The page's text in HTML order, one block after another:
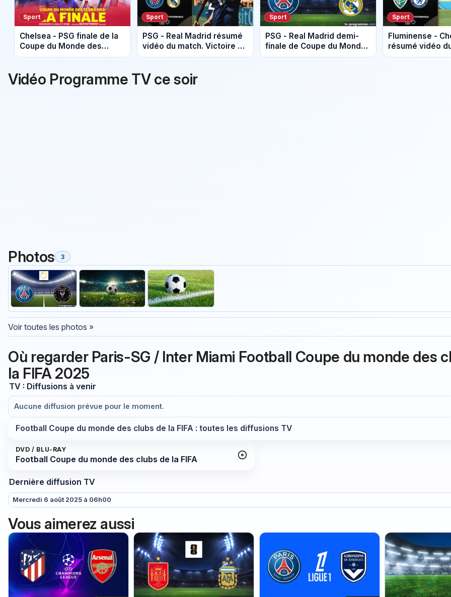
Sport
Chelsea - PSG finale de la
Coupe du Monde des
Clubs en direct sur TF1 et
Sport
PSG - Real Madrid résumé
vidéo du match. Victoire du
PSG (4 - 0)
Sport
PSG - Real Madrid demi-
finale de Coupe du Monde
des Clubs sur DAZN
Sport
Fluminense -
résumé vidéo
Victoire de
Vidéo Programme TV ce soir
Photos 3
Voir toutes les photos »
Où regarder Paris-SG / Inter Miami Football Coupe du monde des
la FIFA 2025
TV : Diffusions à venir
Aucune diffusion prévue pour le moment.
Football Coupe du monde des clubs de la FIFA : toutes les diffusions TV
DVD / BLU-RAY
Football Coupe du monde des clubs de la FIFA
Dernière diffusion TV
Mercredi 6 août 2025 à 06h00
Vous aimerez aussi